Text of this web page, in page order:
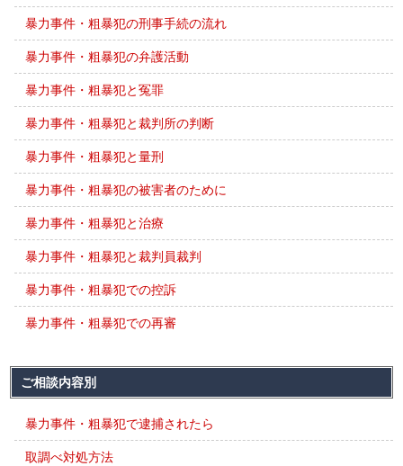
暴力事件・粗暴犯の刑事手続の流れ
暴力事件・粗暴犯の弁護活動
暴力事件・粗暴犯と冤罪
暴力事件・粗暴犯と裁判所の判断
暴力事件・粗暴犯と量刑
暴力事件・粗暴犯の被害者のために
暴力事件・粗暴犯と治療
暴力事件・粗暴犯と裁判員裁判
暴力事件・粗暴犯での控訴
暴力事件・粗暴犯での再審
ご相談内容別
暴力事件・粗暴犯で逮捕されたら
取調べ対処方法